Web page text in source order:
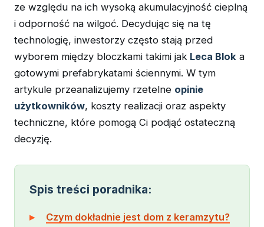
ze względu na ich wysoką akumulacyjność cieplną
i odporność na wilgoć. Decydując się na tę
technologię, inwestorzy często stają przed
wyborem między bloczkami takimi jak Leca Blok a
gotowymi prefabrykatami ściennymi. W tym
artykule przeanalizujemy rzetelne opinie
użytkowników, koszty realizacji oraz aspekty
techniczne, które pomogą Ci podjąć ostateczną
decyzję.
Spis treści poradnika:
Czym dokładnie jest dom z keramzytu?